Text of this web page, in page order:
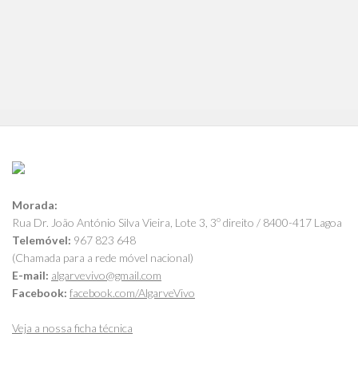
Morada:
Rua Dr. João António Silva Vieira, Lote 3, 3º direito / 8400-417 Lagoa
Telemóvel: 967 823 648
(Chamada para a rede móvel nacional)
E-mail: algarvevivo@gmail.com
Facebook: facebook.com/AlgarveVivo
Veja a nossa ficha técnica